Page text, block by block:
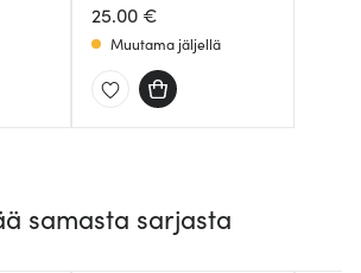
25.00 €
Muutama jäljellä
samasta sarjasta